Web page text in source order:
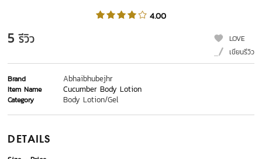
4.00
5 รีวิว
LOVE
เขียนรีวิว
Brand Abhaibhubejhr
Item Name Cucumber Body Lotion
Category Body Lotion/Gel
DETAILS